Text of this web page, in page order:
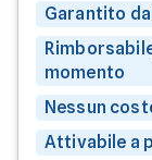
Garantito
momento
Nessun
Attivabile a